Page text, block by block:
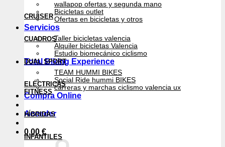
wallapop ofertas y segunda mano
Bicicletas outlet
Ofertas en bicicletas y otros
Servicios
Taller bicicletas valencia
Alquiler bicicletas Valencia
Estudio biomecánico ciclismo
Total Biking Experience
TEAM HUMMI BIKES
Social Ride hummi BIKES
carreras y marchas ciclismo valencia ux
Compra Online
Acceder
0,00 €
CRUISER
CUADROS
DUAL SPORT
ELÉCTRICAS
FITNESS
HÍBRIDAS
INFANTILES